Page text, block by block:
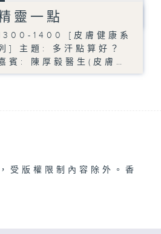
靈一點
1400 [皮膚健康系
] 主題: 多汗點算好？
賓: 陳厚毅醫生(皮膚…
受版權限制內容除外。香